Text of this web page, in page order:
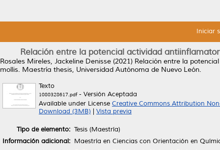
Iniciar
Relación entre la potencial actividad
Rosales Mireles, Jackeline Denisse (2021) Relación entre la
mollis. Maestría thesis, Universidad Autónoma de Nuevo León.
Texto
1080328617.pdf- Versión Aceptada
Available under License Creative Commons Attribution
Download (3MB)
Vista previa
Tipo de elemento: Tesis (Maestría)
Información adicional: Maestría en Ciencias con Orientación en